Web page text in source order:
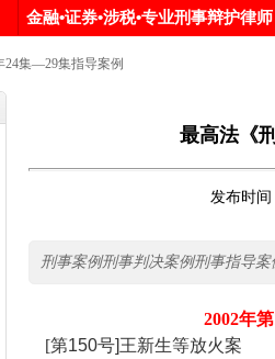
金融•证券•涉税•专业刑事辩护律师
24集—29集指导案例
最高法《
发布时
刑事案例刑事判决案例刑事指导
2002年第
[第150号]王新生等放火案